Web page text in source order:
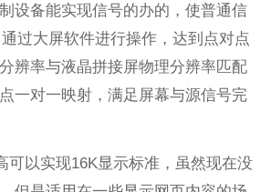
设备能实现信号的办的，使普通信
过大屏软件进行操作，达到点对点
辨率与液晶拼接屏物理分辨率匹配
一对一映射，满足屏幕与源信号完
可以实现16K显示标准，虽然现在没